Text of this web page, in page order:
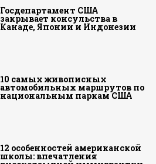
Госдепартамент США
закрывает консульства в
Канаде, Японии и Индонезии
10 самых живописных
автомобильных маршрутов по
национальным паркам США
12 особенностей американской
школы: впечатления